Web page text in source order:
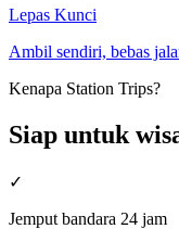
Lepas Kunci
Ambil sendiri, bebas
Kenapa Station Trips?
Siap untuk
✓
Jemput bandara 24 jam